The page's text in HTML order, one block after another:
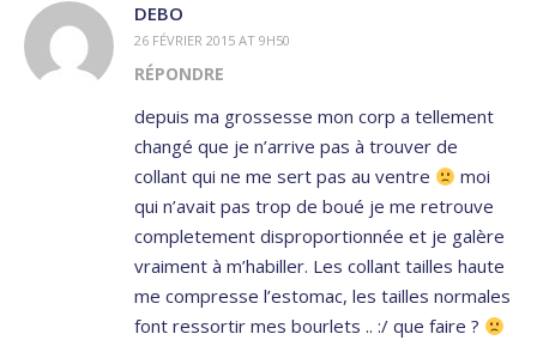
DEBO
26 FÉVRIER 2015 AT 9H50
RÉPONDRE
depuis ma grossesse mon corp a tellement
changé que je n’arrive pas à trouver de
collant qui ne me sert pas au ventre
moi
qui n’avait pas trop de boué je me retrouve
completement disproportionnée et je galère
vraiment à m’habiller. Les collant tailles haute
me compresse l’estomac, les tailles normales
font ressortir mes bourlets .. :/ que faire ?